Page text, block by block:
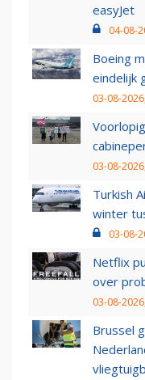
easyJet
04-08-
Boeing
eindelijk
03-08-
03-08-
Turkish
winter
03-08-
Netflix
over
03-08-
Brussel